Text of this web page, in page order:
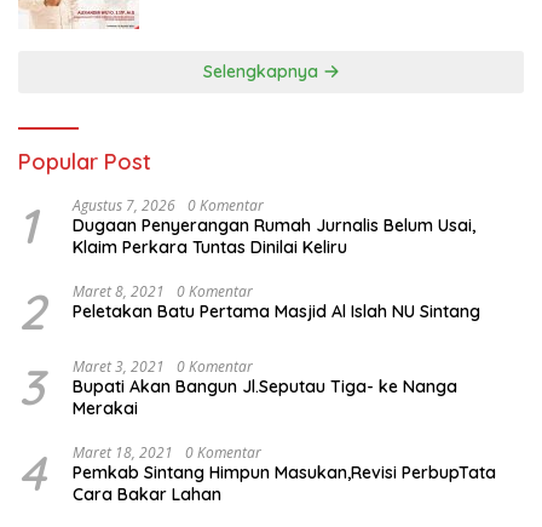
Selengkapnya
Popular Post
1 Agustus 7, 2026 0 Komentar
Dugaan Penyerangan Rumah Jurnalis Belum Usai,
Klaim Perkara Tuntas Dinilai Keliru
2 Maret 8, 2021 0 Komentar
Peletakan Batu Pertama Masjid Al Islah NU Sintang
3 Maret 3, 2021 0 Komentar
Bupati Akan Bangun Jl.Seputau Tiga- ke Nanga
Merakai
4 Maret 18, 2021 0 Komentar
Pemkab Sintang Himpun Masukan,Revisi PerbupTata
Cara Bakar Lahan